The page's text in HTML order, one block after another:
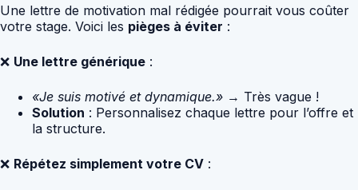
Une lettre de motivation mal rédigée pourrait vous coûter
votre stage. Voici les pièges à éviter :
❌ Une lettre générique :
«Je suis motivé et dynamique.» → Très vague !
Solution : Personnalisez chaque lettre pour l’offre et
la structure.
❌ Répétez simplement votre CV :